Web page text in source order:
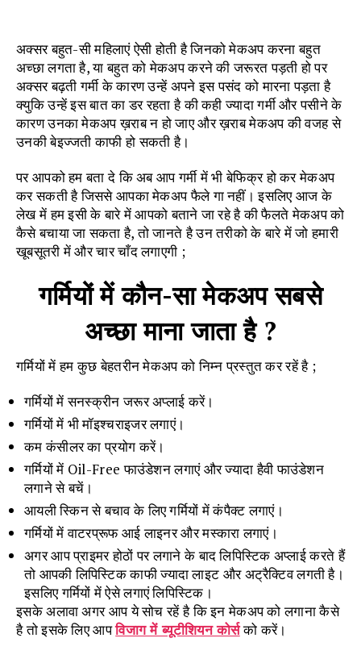
अक्सर बहुत-सी महिलाएं ऐसी होती है जिनको मेकअप करना बहुत
अच्छा लगता है, या बहुत को मेकअप करने की जरूरत पड़ती हो पर
अक्सर बढ़ती गर्मी के कारण उन्हें अपने इस पसंद को मारना पड़ता है
क्युकि उन्हें इस बात का डर रहता है की कही ज्यादा गर्मी और पसीने के
कारण उनका मेकअप ख़राब न हो जाए और ख़राब मेकअप की वजह से
उनकी बेइज्जती काफी हो सकती है।
पर आपको हम बता दे कि अब आप गर्मी में भी बेफिक्र हो कर मेकअप
कर सकती है जिससे आपका मेकअप फैले गा नहीं। इसलिए आज के
लेख में हम इसी के बारे में आपको बताने जा रहे है की फैलते मेकअप को
कैसे बचाया जा सकता है, तो जानते है उन तरीको के बारे में जो हमारी
खूबसूतरी में और चार चाँद लगाएगी ;
गर्मियों में कौन-सा मेकअप सबसे
अच्छा माना जाता है ?
गर्मियों में हम कुछ बेहतरीन मेकअप को निम्न प्रस्तुत कर रहें है ;
गर्मियों में सनस्क्रीन जरूर अप्लाई करें।
गर्मियों में भी मॉइश्चराइजर लगाएं।
कम कंसीलर का प्रयोग करें।
गर्मियों में Oil-Free फाउंडेशन लगाएं और ज्यादा हैवी फाउंडेशन
लगाने से बचें।
आयली स्किन से बचाव के लिए गर्मियों में कंपैक्ट लगाएं।
गर्मियों में वाटरप्रूफ आई लाइनर और मस्कारा लगाएं।
अगर आप प्राइमर होठों पर लगाने के बाद लिपिस्टिक अप्लाई करते हैं
तो आपकी लिपिस्टिक काफी ज्यादा लाइट और अट्रैक्टिव लगती है।
इसलिए गर्मियों में ऐसे लगाएं लिपिस्टिक।
इसके अलावा अगर आप ये सोच रहें है कि इन मेकअप को लगाना कैसे
है तो इसके लिए आपविजाग में ब्यूटीशियन कोर्सको करें।